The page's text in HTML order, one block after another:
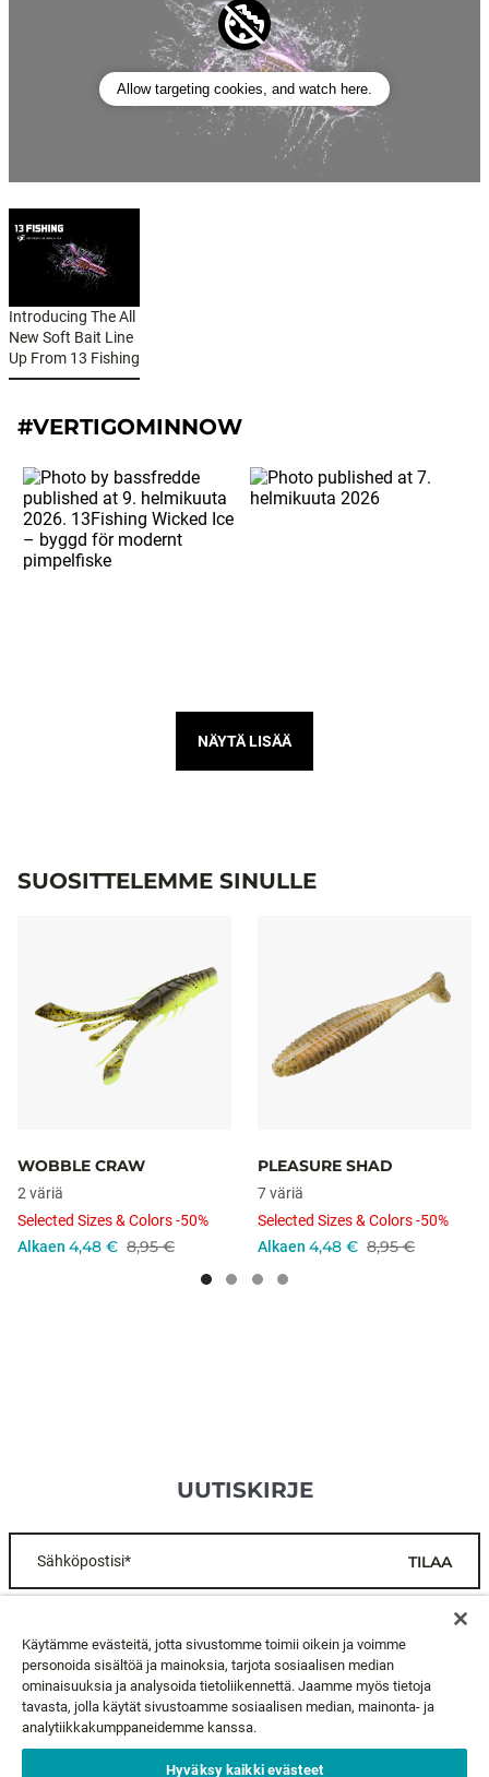
Allow targeting cookies, and watch here.
Introducing The All
New Soft Bait Line
Up From 13 Fishing
#VERTIGOMINNOW
NÄYTÄ LISÄÄ
SUOSITTELEMME SINULLE
WOBBLE CRAW
2 väriä
Selected Sizes & Colors -50%
Alkaen
8,95 €
4,48 €
PLEASURE SHAD
7 väriä
Selected Sizes & Colors -50%
Alkaen
8,95 €
4,48 €
UUTISKIRJE
Sähköpostisi* TILAA
ASIAKASPALVELU
TIETOA MEISTÄ
LAKIASIAT
Käytämme evästeitä, jotta sivustomme toimii oikein ja voimme
personoida sisältöä ja mainoksia, tarjota sosiaalisen median
ominaisuuksia ja analysoida tietoliikennettä. Jaamme myös tietoja
tavasta, jolla käytät sivustoamme sosiaalisen median, mainonta- ja
analytiikkakumppaneidemme kanssa.
Hyväksy kaikki evästeet